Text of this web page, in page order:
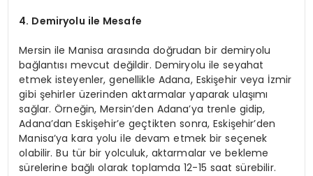
4. Demiryolu ile Mesafe
Mersin ile Manisa arasında doğrudan bir demiryolu
bağlantısı mevcut değildir. Demiryolu ile seyahat
etmek isteyenler, genellikle Adana, Eskişehir veya İzmir
gibi şehirler üzerinden aktarmalar yaparak ulaşımı
sağlar. Örneğin, Mersin’den Adana’ya trenle gidip,
Adana’dan Eskişehir’e geçtikten sonra, Eskişehir’den
Manisa’ya kara yolu ile devam etmek bir seçenek
olabilir. Bu tür bir yolculuk, aktarmalar ve bekleme
sürelerine bağlı olarak toplamda 12-15 saat sürebilir.